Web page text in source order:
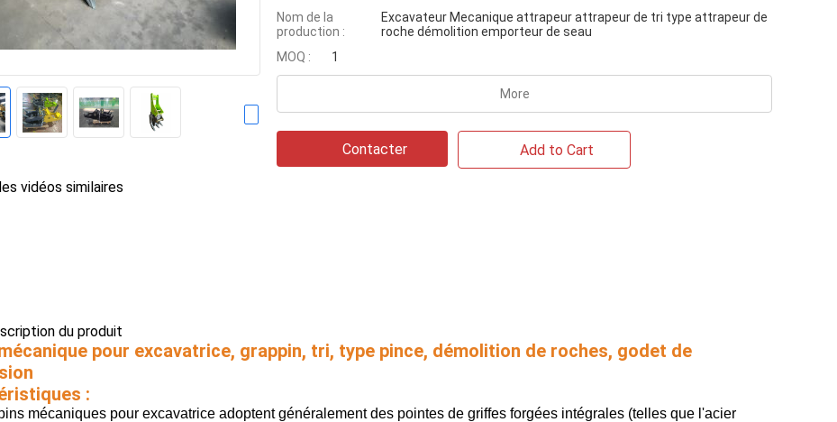
Nom de la
production :
Excavateur Mecanique attrapeur attrapeur de tri type attrapeur de
roche démolition emporteur de seau
MOQ :
1
More
Contacter Add to Cart
vidéos similaires
du produit
pour excavatrice, grappin, tri, type pince, démolition de roches, godet de
:
mécaniques pour excavatrice adoptent généralement des pointes de griffes forgées intégrales (telles que l'acier